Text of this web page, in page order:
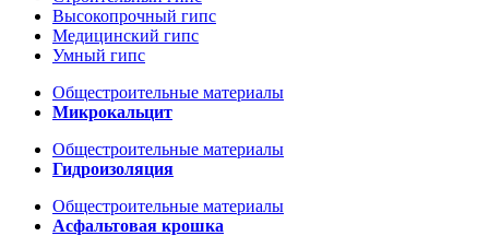
Высокопрочный гипс
Медицинский гипс
Умный гипс
Общестроительные материалы
Микрокальцит
Общестроительные материалы
Гидроизоляция
Общестроительные материалы
Асфальтовая крошка